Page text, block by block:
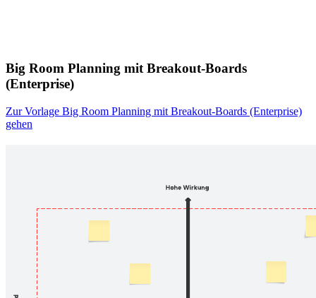
Big Room Planning mit Breakout-Boards
(Enterprise)
Zur Vorlage Big Room Planning mit Breakout-Boards (Enterprise)
gehen